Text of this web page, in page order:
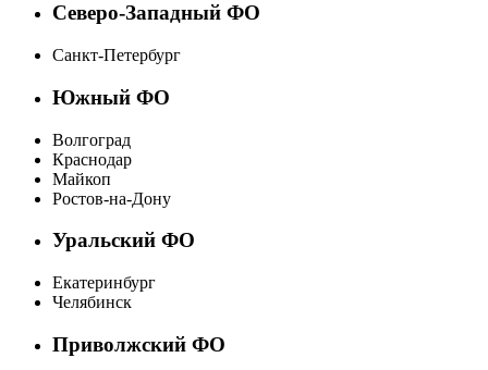
Северо-Западный ФО
Санкт-Петербург
Южный ФО
Волгоград
Краснодар
Майкоп
Ростов-на-Дону
Уральский ФО
Екатеринбург
Челябинск
Приволжский ФО